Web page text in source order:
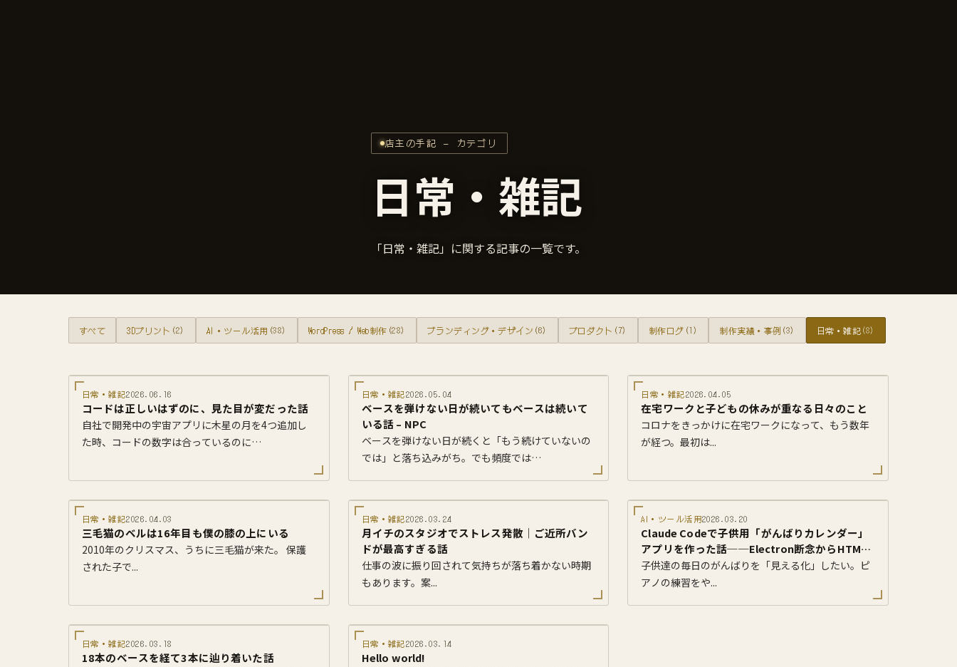
店主の手記 — カテゴリ
日常・雑記
「日常・雑記」に関する記事の一覧です。
すべて 3Dプリント (2) AI・ツール活用 (38) WordPress / Web制作 (28) ブランディング・デザイン (6) プロダクト (7) 制作ログ (1) 制作実績・事例 (3) 日常・雑記(8)
日常・雑記2026.06.16
コードは正しいはずのに、見た目が変だった話
自社で開発中の宇宙アプリに木星の月を4つ追加し
た時、コードの数字は合っているのに…
日常・雑記2026.05.04
ベースを弾けない日が続いてもベースは続いて
いる話 – NPC
ベースを弾けない日が続くと「もう続けていないの
では」と落ち込みがち。でも頻度では…
日常・雑記2026.04.05
在宅ワークと子どもの休みが重なる日々のこと
コロナをきっかけに在宅ワークになって、もう数年
が経つ。最初は...
日常・雑記2026.04.03
三毛猫のベルは16年目も僕の膝の上にいる
2010年のクリスマス、うちに三毛猫が来た。 保護
された子で...
日常・雑記2026.03.24
月イチのスタジオでストレス発散｜ご近所バン
ドが最高すぎる話
仕事の波に振り回されて気持ちが落ち着かない時期
もあります。案...
AI・ツール活用2026.03.20
Claude Codeで子供用「がんばりカレンダー」
アプリを作った話──Electron断念からHTML1
ファイル完結まで
子供達の毎日のがんばりを「見える化」したい。ピ
アノの練習をや...
日常・雑記2026.03.18
18本のベースを経て3本に辿り着いた話
日常・雑記2026.03.14
Hello world!